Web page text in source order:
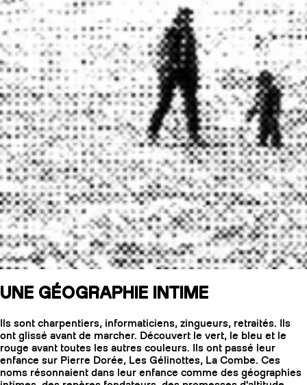
UNE GÉOGRAPHIE INTIME
Ils sont charpentiers, informaticiens, zingueurs, retraités. Ils
ont glissé avant de marcher. Découvert le vert, le bleu et le
rouge avant toutes les autres couleurs. Ils ont passé leur
enfance sur Pierre Dorée, Les Gélinottes, La Combe. Ces
noms résonnaient dans leur enfance comme des géographies